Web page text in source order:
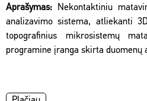
Aprašymas:
Nekontaktiniu
analizavimo sistema, atliekanti
topografinius mikrosistemų
programine įranga skirta